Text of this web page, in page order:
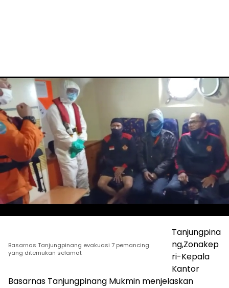
Basarnas Tanjungpinang evakuasi 7 pemancing
yang ditemukan selamat
Tanjungpina
ng,Zonakep
ri-Kepala
Kantor
Basarnas Tanjungpinang Mukmin menjelaskan